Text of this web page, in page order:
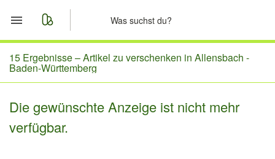
Start
Merkliste
Nachrichten
15 Ergebnisse –Artikel zu verschenken in Allensbach -
Baden-Württemberg
Die gewünschte Anzeige ist nicht mehr
verfügbar.